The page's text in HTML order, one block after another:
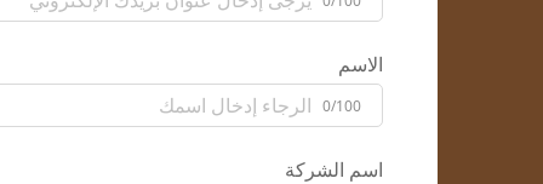
الاسم
0/100
اسم الشركة